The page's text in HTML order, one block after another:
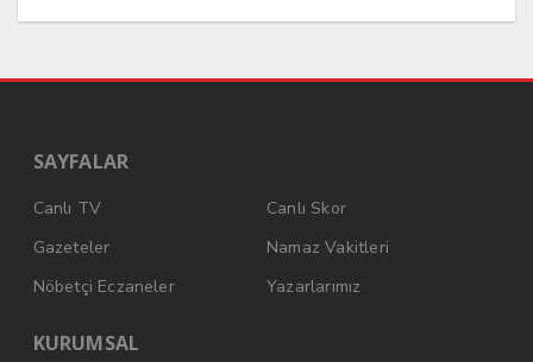
SAYFALAR
Canlı TV
Canlı Skor
Gazeteler
Namaz Vakitleri
Nöbetçi Eczaneler
Yazarlarımız
KURUMSAL